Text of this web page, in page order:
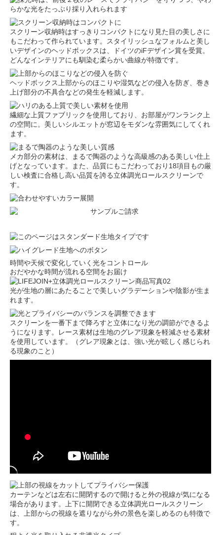
スクリーン収納時はすっきりコンパクトになり見た目の美しさに
もこだわって作られています。スタイリッシュなフォルムと美し
いデザインのヘッドボックスは、ドイツのiFデザイン賞を受賞。
どんなインテリアにも馴染む柔らかい曲線が特徴です。
ヘッドボックス上部からのほこりや湿気などの侵入を防ぎ、巻き
上げ部分の不具合などの発生を軽減します。
繊細な上質ファブリックを使用しており、お部屋がワンランク上
の空間に。美しいシルエットが窓辺をモダンな雰囲気にしてくれ
ます。
メカ部分の素材は、まるで陶器のような高級感のある美しい仕上
げとなっています。また、品質にもこだわっており18項目もの厳
しい検査に合格し高い品質を誇る立体調光ロールスクリーンで
す。
時間や天候で変化していく光をコントロール
おだやかな時間が流れる空間をお届け
光が生地の層にあたることで美しいグラデーションや陰影が生ま
れます。
スクリーンを一番下まで降ろすと立体になり光の調節ができるよ
うになります。レース素材は生地のグレア現象を軽減させる素材
を使用しています。（グレア現象とは、強い光が眩しく感じられ
る現象のこと）
カーテンなどは左右に開閉するので開けると外の視線が気になる
場合があります。上下に開閉できる立体調光ロールスクリーン
は、上部からの視線を遮りながら外の景色を楽しめるのも特徴で
す。